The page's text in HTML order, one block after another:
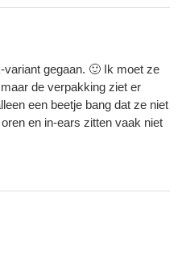
gegaan. 🙂 Ik moet ze
de verpakking ziet er
een beetje bang dat ze niet
en in-ears zitten vaak niet